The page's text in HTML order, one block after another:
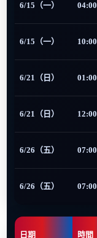
6/15（一） 04:00
6/15（一） 10:00
6/21（日） 01:00
6/21（日） 12:00
6/26（五） 07:00
6/26（五） 07:00
日期 時間